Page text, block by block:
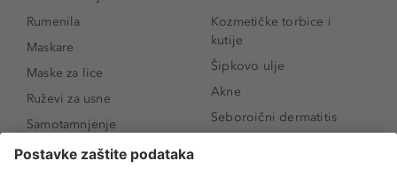
Rumenila
Maskare
Maske za lice
Ruževi za usne
Samotamnjenje
Puderi
Kozmetičke torbice i
kutije
Šipkovo ulje
Akne
Seboroični dermatitis